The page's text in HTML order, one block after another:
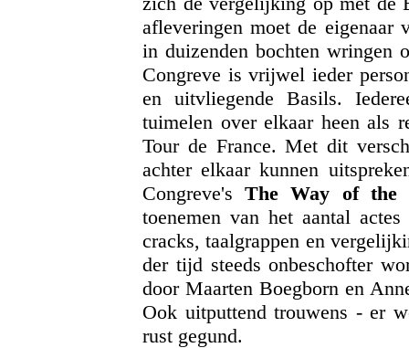
afleveringen moet de eigenaar
in duizenden bochten wringen
Congreve is vrijwel ieder
en uitvliegende Basils.
tuimelen over elkaar heen als
Tour de France. Met dit
achter elkaar kunnen
Congreve'sThe Way of the
toenemen van het aantal
cracks, taalgrappen en
der tijd steeds onbeschofter
door Maarten Boegborn en
Ook uitputtend trouwens - er
rust gegund.